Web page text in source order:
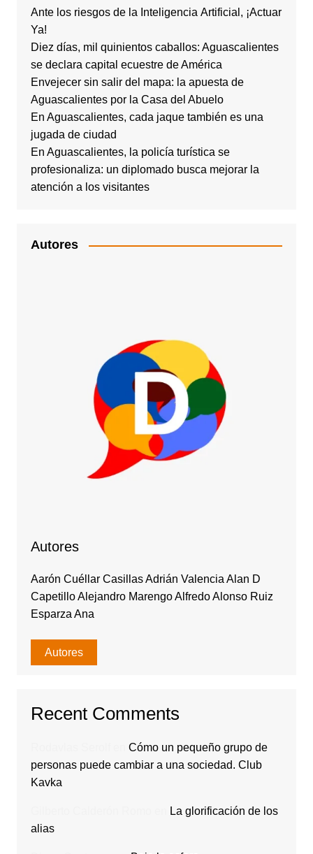
Ante los riesgos de la Inteligencia Artificial, ¡Actuar
Ya!
Diez días, mil quinientos caballos: Aguascalientes
se declara capital ecuestre de América
Envejecer sin salir del mapa: la apuesta de
Aguascalientes por la Casa del Abuelo
En Aguascalientes, cada jaque también es una
jugada de ciudad
En Aguascalientes, la policía turística se
profesionaliza: un diplomado busca mejorar la
atención a los visitantes
Autores
Autores
Aarón Cuéllar Casillas Adrián Valencia Alan D
Capetillo Alejandro Marengo Alfredo Alonso Ruiz
Esparza Ana
Autores
Recent Comments
Cómo un pequeño grupo de
personas puede cambiar a una sociedad. Club
Kavka
La glorificación de los
alias